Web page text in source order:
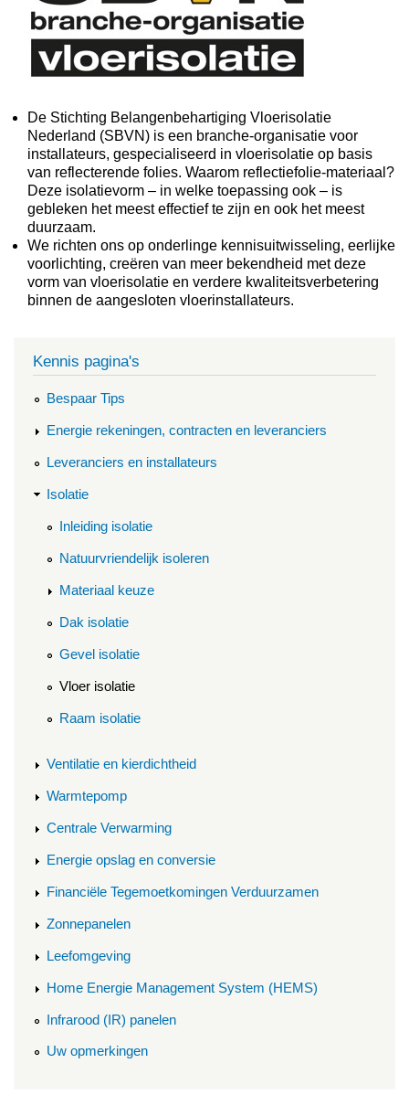
De Stichting Belangenbehartiging Vloerisolatie
Nederland (SBVN) is een branche-organisatie voor
installateurs, gespecialiseerd in vloerisolatie op basis
van reflecterende folies. Waarom reflectiefolie-materiaal?
Deze isolatievorm – in welke toepassing ook – is
gebleken het meest effectief te zijn en ook het meest
duurzaam.
We richten ons op onderlinge kennisuitwisseling, eerlijke
voorlichting, creëren van meer bekendheid met deze
vorm van vloerisolatie en verdere kwaliteitsverbetering
binnen de aangesloten vloerinstallateurs.
Kennis pagina's
Bespaar Tips
Energie rekeningen, contracten en leveranciers
Leveranciers en installateurs
Isolatie
Inleiding isolatie
Natuurvriendelijk isoleren
Materiaal keuze
Dak isolatie
Gevel isolatie
Vloer isolatie
Raam isolatie
Ventilatie en kierdichtheid
Warmtepomp
Centrale Verwarming
Energie opslag en conversie
Financiële Tegemoetkomingen Verduurzamen
Zonnepanelen
Leefomgeving
Home Energie Management System (HEMS)
Infrarood (IR) panelen
Uw opmerkingen